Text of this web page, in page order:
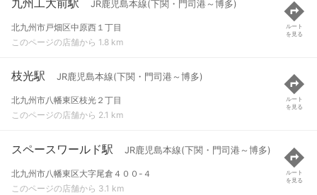
JR鹿児島本線(下関・門司港～博多)
北九州市戸畑区中原西１丁目
このページの店舗から 1.8 km
ルート
を見る
枝光駅 JR鹿児島本線(下関・門司港～博多)
北九州市八幡東区枝光２丁目
このページの店舗から 2.1 km
ルート
を見る
スペースワールド駅 JR鹿児島本線(下関・門司港～博多)
北九州市八幡東区大字尾倉４００-４
このページの店舗から 3.1 km
ルート
を見る